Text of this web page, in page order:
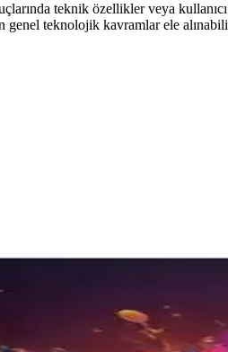
teknik özellikler veya
genel teknolojik kavramlar ele
Tercihleri Analizi
ve teknik özelliklere göre
- Gelişmiş Görüntü ve